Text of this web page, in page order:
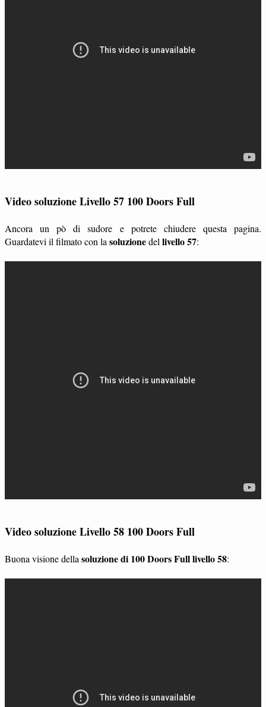
Video soluzione Livello 57 100 Doors Full
Ancora un pò di sudore e potrete chiudere questa pagina.
Guardatevi il filmato con la soluzionedel livello 57:
Video soluzione Livello 58 100 Doors Full
Buona visione della soluzione di 100 Doors Full livello 58: